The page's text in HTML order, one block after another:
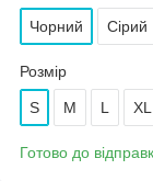
Чорний Сірий
Розмір
S M L XL
Готово до